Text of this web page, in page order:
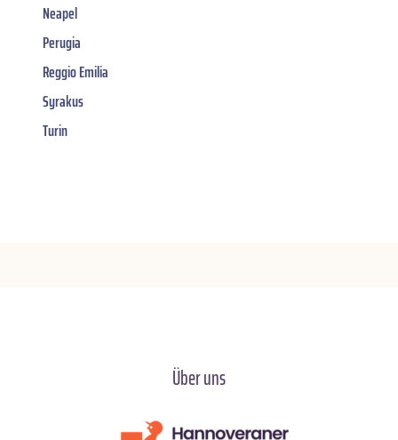
Neapel
Perugia
Reggio Emilia
Syrakus
Turin
Über uns